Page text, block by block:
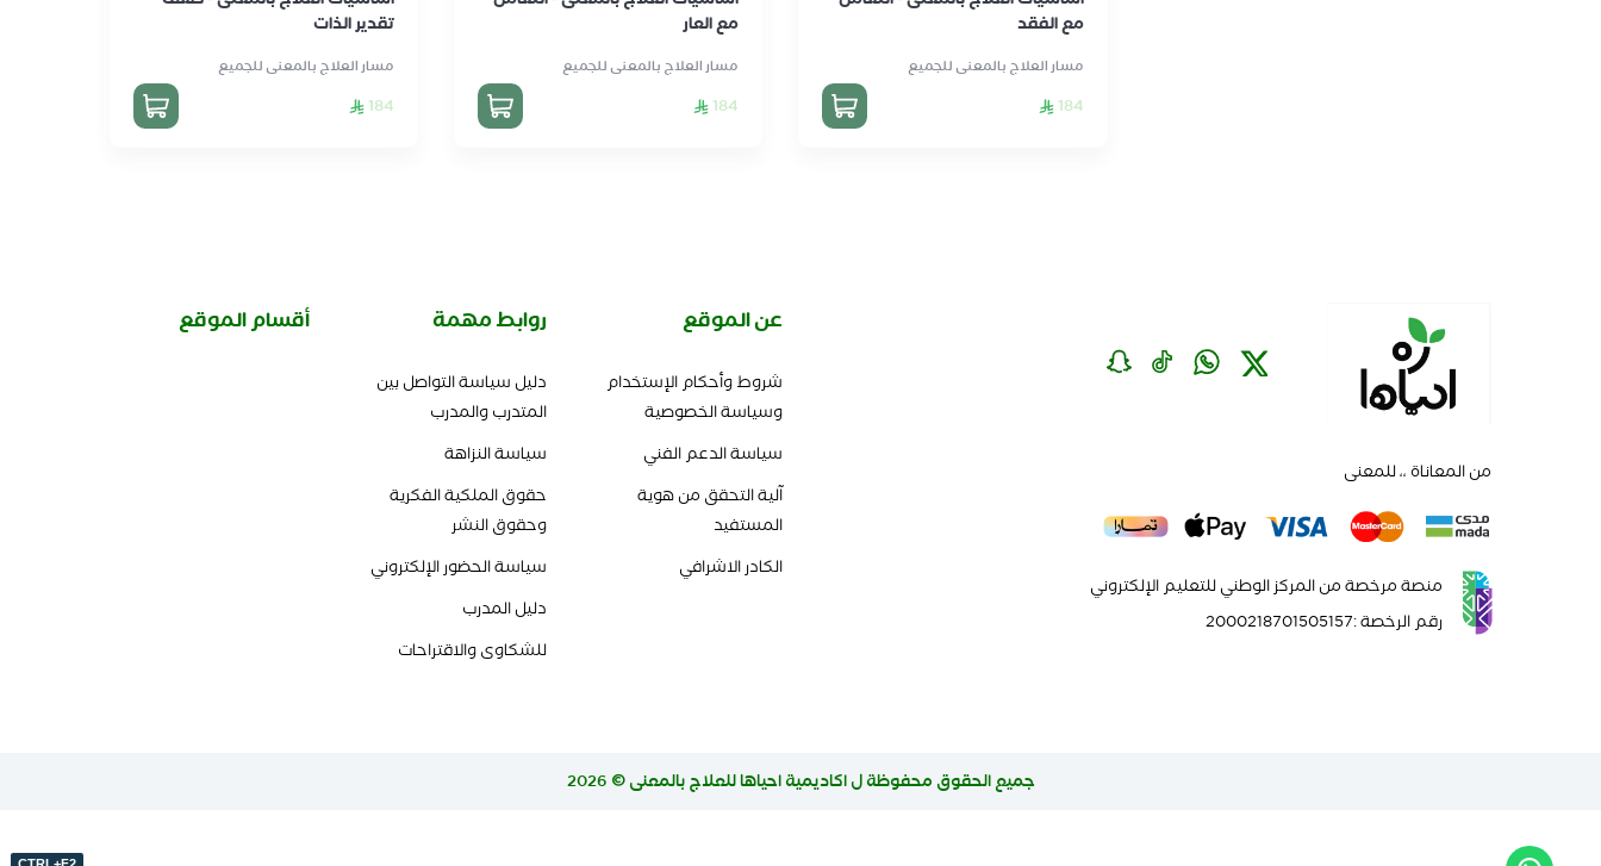
مع الفقد
مسار العلاج بالمعنى للجميع
184
مع العار
مسار العلاج بالمعنى للجميع
184
تقدير الذات
مسار العلاج بالمعنى للجميع
184
من المعاناة ،، للمعنى
منصة مرخصة من المركز الوطني للتعليم الإلكتروني
رقم الرخصة:
2000218701505157
عن الموقع
شروط وأحكام الإستخدام
وسياسة الخصوصية
سياسة الدعم الفني
آلية التحقق من هوية
المستفيد
الكادر الاشرافي
روابط مهمة
دليل سياسة التواصل بين
المتدرب والمدرب
سياسة النزاهة
حقوق الملكية الفكرية
وحقوق النشر
سياسة الحضور الإلكتروني
دليل المدرب
للشكاوى والاقتراحات
أقسام الموقع
جميع الحقوق محفوظة لاكاديمية احياها للعلاج بالمعنى© 2026